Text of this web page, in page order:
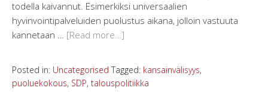
todella kaivannut. Esimerkiksi universaalien
hyvinvointipalveluiden puolustus aikana, jolloin vastuuta
kannetaan … [Read more…]
Posted in: Uncategorised Tagged: kansainvälisyys,
puoluekokous, SDP, talouspolitiikka